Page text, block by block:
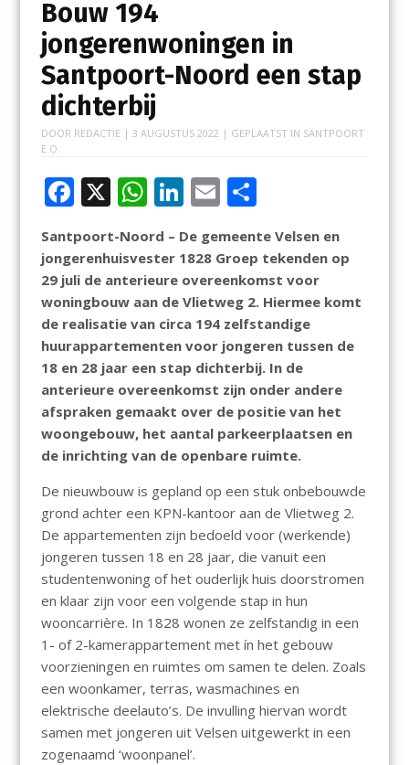
Bouw 194
jongerenwoningen in
Santpoort-Noord een stap
dichterbij
DOOR REDACTIE | 3 AUGUSTUS 2022 | GEPLAATST IN SANTPOORT
E.O.
F
e
b
o
o
k
X W
h
at
s
A
p
p
Li
k
e
dI
n
E
ai
l
D
e
n
Santpoort-Noord – De gemeente Velsen en
jongerenhuisvester 1828 Groep tekenden op
29 juli de anterieure overeenkomst voor
woningbouw aan de Vlietweg 2. Hiermee komt
de realisatie van circa 194 zelfstandige
huurappartementen voor jongeren tussen de
18 en 28 jaar een stap dichterbij. In de
anterieure overeenkomst zijn onder andere
afspraken gemaakt over de positie van het
woongebouw, het aantal parkeerplaatsen en
de inrichting van de openbare ruimte.
De nieuwbouw is gepland op een stuk onbebouwde
grond achter een KPN-kantoor aan de Vlietweg 2.
De appartementen zijn bedoeld voor (werkende)
jongeren tussen 18 en 28 jaar, die vanuit een
studentenwoning of het ouderlijk huis doorstromen
en klaar zijn voor een volgende stap in hun
wooncarrière. In 1828 wonen ze zelfstandig in een
1- of 2-kamerappartement met ín het gebouw
voorzieningen en ruimtes om samen te delen. Zoals
een woonkamer, terras, wasmachines en
elektrische deelauto’s. De invulling hiervan wordt
samen met jongeren uit Velsen uitgewerkt in een
zogenaamd ‘woonpanel’.